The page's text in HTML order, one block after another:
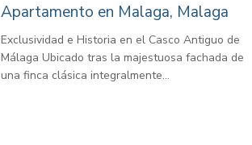
Apartamento en Malaga, Malaga
Exclusividad e Historia en el Casco Antiguo de
Málaga Ubicado tras la majestuosa fachada de
una finca clásica integralmente...